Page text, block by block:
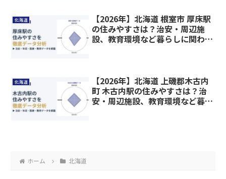
北海道
【2026年】北海道 根室市 厚床駅
の住みやすさは？治安・周辺施
設、教育環境など暮らしに関わる
北海道
【2026年】北海道 上磯郡木古内
町 木古内駅の住みやすさは？治
安・周辺施設、教育環境など暮ら
ホーム 北海道